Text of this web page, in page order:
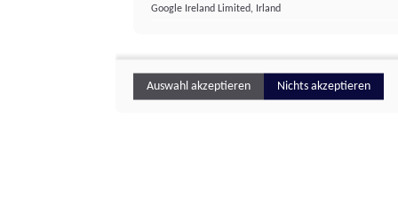
Google Ireland Limited, Irland
Auswahl akzeptieren Nichts akzeptieren